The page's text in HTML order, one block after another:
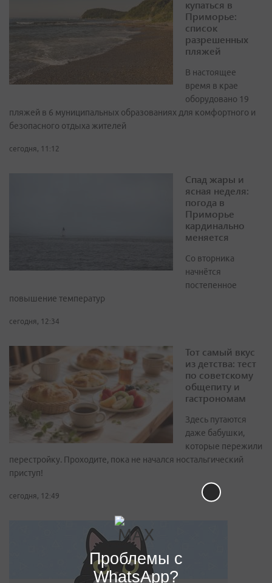
купаться в
Приморье:
список
разрешенных
пляжей
В настоящее
время в крае
оборудовано 19
пляжей в 6 муниципальных образованиях для комфортного и
безопасного отдыха жителей
сегодня, 11:12
Спад жары и
ясная неделя:
погода в
Приморье
кардинально
меняется
Со вторника
начнётся
постепенное
повышение температур
сегодня, 12:34
Тот самый вкус
из детства: тест
по советскому
общепиту и
гастрономам
Здесь путаются
даже бабушки,
которые пережили
перестройку. Проходите, пока не начался ностальгический
приступ!
сегодня, 12:49
Проблемы с
WhatsApp?